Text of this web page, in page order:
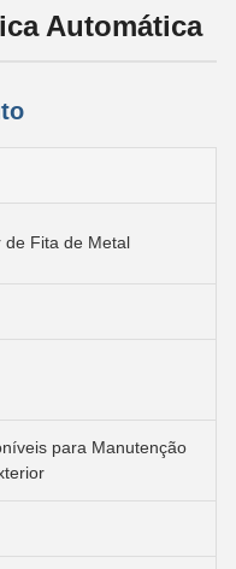
Automática
de Fita de Metal
para Manutenção